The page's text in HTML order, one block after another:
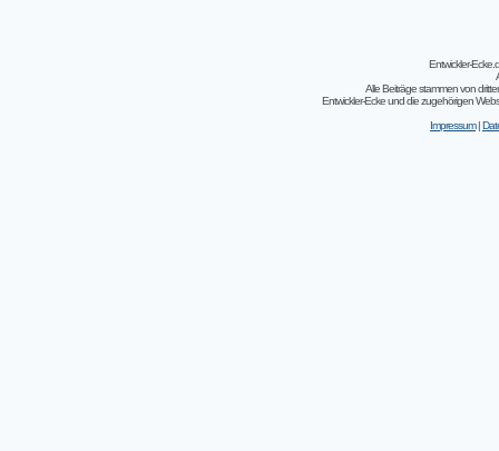
Entwickler-
Alle Beiträge stammen von
Entwickler-Ecke und die zugehörigen
Impressum|